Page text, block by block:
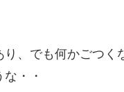
、でも何かごつく
・・